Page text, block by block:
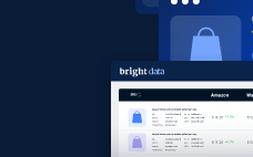
URL, Domain, Country
Sku, Product id, Product
and more.
355+